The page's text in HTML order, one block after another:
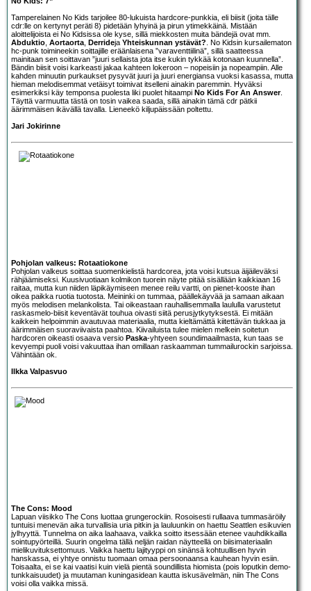
Tamperelainen No Kids tarjoilee 80-lukuista hardcore-punkkia, eli biisit (joita tälle
cdr:lle on kertynyt peräti 8) pidetään lyhyinä ja pirun ytimekkäinä. Mistään
aloittelijoista ei No Kidsissa ole kyse, sillä miekkosten muita bändejä ovat mm.
Abduktio Aortaorta Derrideja Yhteiskunnan ystävät? . No Kidsin kursailematon
hc-punk toimineekin soittajille eräänlaisena ”varaventtiilinä”, sillä saatteessa
mainitaan sen soittavan ”juuri sellaista jota itse kukin tykkää kotonaan kuunnella”.
Bändin biisit voisi karkeasti jakaa kahteen lokeroon – nopeisiin ja nopeampiin. Alle
kahden minuutin purkaukset pysyvät juuri ja juuri energiansa vuoksi kasassa, mutta
hieman melodisemmat vetäisyt toimivat itselleni ainakin paremmin. Hyväksi
esimerkiksi käy temponsa puolesta liki puolet hitaampi No Kids For An Answer.
Täyttä varmuutta tästä on tosin vaikea saada, sillä ainakin tämä cdr pätkii
äärimmäisen ikävällä tavalla. Lieneekö kiljupäissään poltettu.
Jari Jokirinne
Pohjolan valkeus: Rotaatiokone
Pohjolan valkeus soittaa suomenkielistä hardcorea, jota voisi kutsua äijäileväksi
rähjäämiseksi. Kuusivuotiaan kolmikon tuorein näyte pitää sisällään kaikkiaan 16
raitaa, mutta kun niiden läpikäymiseen menee reilu vartti, on pienet-kooste ihan
oikea paikka ruotia tuotosta. Meininki on tummaa, päällekäyvää ja samaan aikaan
myös melodisen melankolista. Tai oikeastaan rauhallisemmalla laululla varustetut
raskasmelo-biisit keventävät touhua oivasti siitä perusjytkytyksestä. Ei mitään
kaikkein helpoimmin avautuvaa materiaalia, mutta kieltämättä kiitettävän tiukkaa ja
äärimmäisen suoraviivaista paahtoa. Kiivailuista tulee mielen melkein soitetun
hardcoren oikeasti osaava versio Paska-yhtyeen soundimaailmasta, kun taas se
kevyempi puoli voisi vakuuttaa ihan omillaan raskaamman tummailurockin sarjoissa.
Vähintään ok.
Ilkka Valpasvuo
The Cons: Mood
Lapuan viisikko The Cons luottaa grungerockiin. Rosoisesti rullaava tummasäröily
tuntuisi menevän aika turvallisia uria pitkin ja lauluunkin on haettu Seattlen esikuvien
jylhyyttä. Tunnelma on aika laahaava, vaikka soitto itsessään etenee vauhdikkailla
sointupyörteillä. Suurin ongelma tällä neljän raidan näytteellä on biisimateriaalin
mielikuvituksettomuus. Vaikka haettu lajityyppi on sinänsä kohtuullisen hyvin
hanskassa, ei yhtye onnistu tuomaan omaa persoonaansa kauhean hyvin esiin.
Toisaalta, ei se kai vaatisi kuin vielä pientä soundillista hiomista (pois loputkin demo-
tunkkaisuudet) ja muutaman kuningasidean kautta iskusävelmän, niin The Cons
voisi olla vaikka missä.